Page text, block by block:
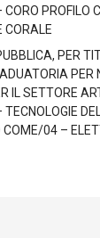
PROFILO
CORALE
PER
PER
IL SETTORE
COME/04 –